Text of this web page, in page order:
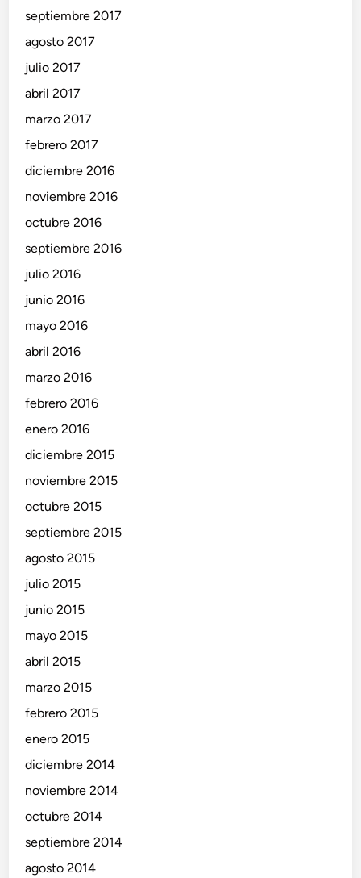
septiembre 2017
agosto 2017
julio 2017
abril 2017
marzo 2017
febrero 2017
diciembre 2016
noviembre 2016
octubre 2016
septiembre 2016
julio 2016
junio 2016
mayo 2016
abril 2016
marzo 2016
febrero 2016
enero 2016
diciembre 2015
noviembre 2015
octubre 2015
septiembre 2015
agosto 2015
julio 2015
junio 2015
mayo 2015
abril 2015
marzo 2015
febrero 2015
enero 2015
diciembre 2014
noviembre 2014
octubre 2014
septiembre 2014
agosto 2014